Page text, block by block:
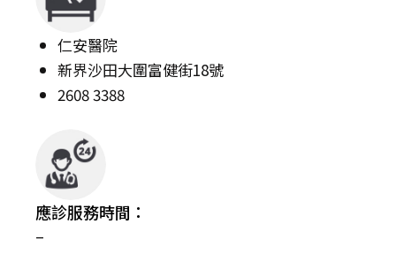
仁安醫院
新界沙田大圍富健街18號
2608 3388
應診服務時間：
–